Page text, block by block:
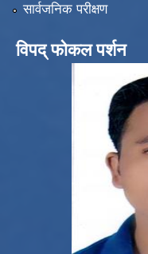
सार्वजनिक परीक्षण
विपद् फोकल पर्शन